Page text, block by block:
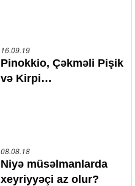
16.09.19
Pinokkio, Çəkməli Pişik
və Kirpi…
08.08.18
Niyə müsəlmanlarda
xeyriyyəçi az olur?